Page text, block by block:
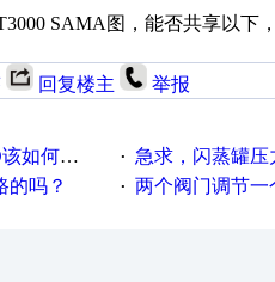
SAMA图，能否共享以
回复楼主 举报
控制呢 · 急求，闪蒸罐压力
的吗？ · 两个阀门调节